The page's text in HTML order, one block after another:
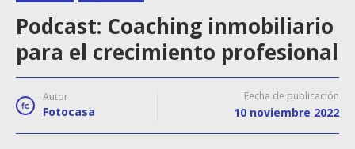
Podcast: Coaching inmobiliario
para el crecimiento profesional
Autor
Fotocasa
Fecha de publicación
10 noviembre 2022